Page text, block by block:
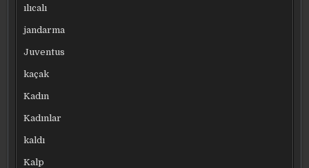
ılıcalı
jandarma
Juventus
kaçak
Kadın
Kadınlar
kaldı
Kalp